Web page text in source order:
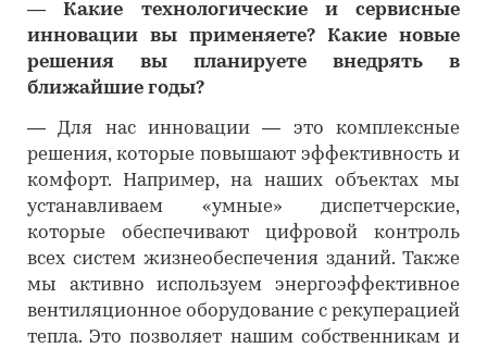
―Какие технологические и сервисные
инновации вы применяете? Какие новые
решения вы планируете внедрять в
ближайшие годы?
―Для нас инновации — это комплексные
решения, которые повышают эффективность и
комфорт. Например, на наших объектах мы
устанавливаем «умные» диспетчерские,
которые обеспечивают цифровой контроль
всех систем жизнеобеспечения зданий. Также
мы активно используем энергоэффективное
вентиляционное оборудование с рекуперацией
тепла. Это позволяет нашим собственникам и